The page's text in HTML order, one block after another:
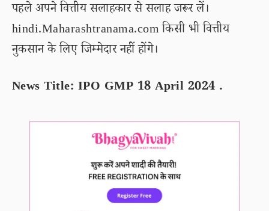
पहले अपने वित्तीय सलाहकार से सलाह जरूर लें।
hindi.Maharashtranama.com किसी भी वित्तीय
नुकसान के लिए जिम्मेदार नहीं होंगे।
News Title: IPO GMP 18 April 2024 .